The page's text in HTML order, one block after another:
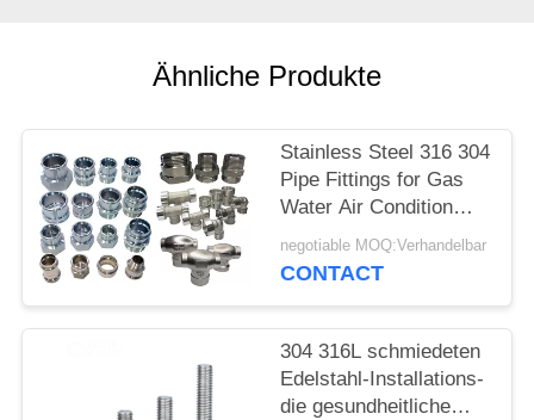
SITEMAP
PRIVACY
POLICY
Ähnliche Produkte
Stainless Steel 316 304
Pipe Fittings for Gas
Water Air Condition
Bellows Flow Hose
Cock
negotiable MOQ:Verhandelbar
CONTACT
304 316L schmiedeten
Edelstahl-Installations-
die gesundheitliche